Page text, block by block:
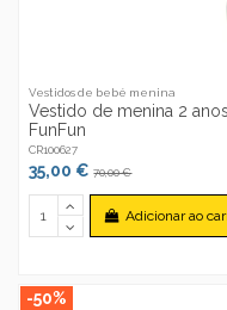
Vestidos de bebé menina
Vestido de menina 2
FunFun
CR100627
35,00 €70,00 €
Adicionar ao
-50%